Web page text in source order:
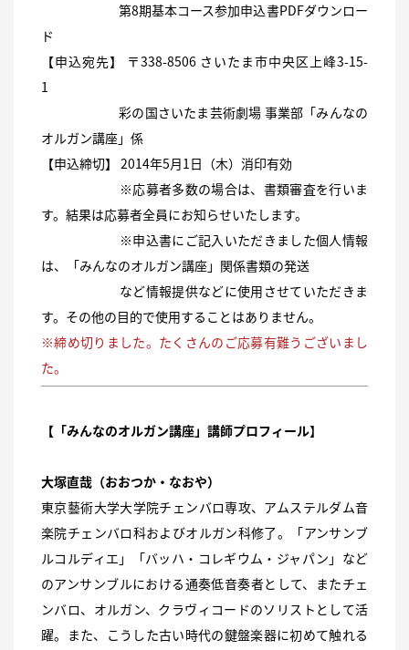
第8期基本コース参加申込書PDFダウンロー
ド
【申込宛先】 〒338-8506 さいたま市中央区上峰3-15-
1
彩の国さいたま芸術劇場 事業部「みんなの
オルガン講座」係
【申込締切】 2014年5月1日（木）消印有効
※応募者多数の場合は、書類審査を行いま
す。結果は応募者全員にお知らせいたします。
※申込書にご記入いただきました個人情報
は、「みんなのオルガン講座」関係書類の発送
など情報提供などに使用させていただきま
す。その他の目的で使用することはありません。
※締め切りました。たくさんのご応募有難うございまし
た。
【「みんなのオルガン講座」講師プロフィール】
大塚直哉（おおつか・なおや）
東京藝術大学大学院チェンバロ専攻、アムステルダム音
楽院チェンバロ科およびオルガン科修了。「アンサンブ
ルコルディエ」「バッハ・コレギウム・ジャパン」など
のアンサンブルにおける通奏低音奏者として、またチェ
ンバロ、オルガン、クラヴィコードのソリストとして活
躍。また、こうした古い時代の鍵盤楽器に初めて触れる